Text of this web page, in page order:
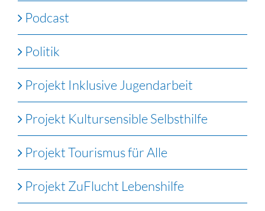
Podcast
Politik
Projekt Inklusive Jugendarbeit
Projekt Kultursensible Selbsthilfe
Projekt Tourismus für Alle
Projekt ZuFlucht Lebenshilfe